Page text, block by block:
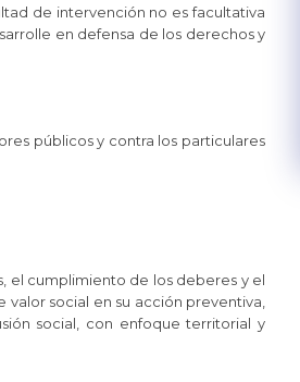
de intervención no es facultativa
en defensa de los derechos y
públicos y contra los particulares
el cumplimiento de los deberes y el
social en su acción preventiva,
social, con enfoque territorial y